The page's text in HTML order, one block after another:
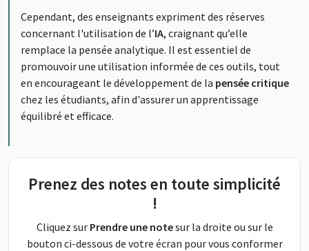
Cependant, des enseignants expriment des réserves
concernant l'utilisation de l’IA, craignant qu’elle
remplace la pensée analytique. Il est essentiel de
promouvoir une utilisation informée de ces outils, tout
en encourageant le développement de la pensée critique
chez les étudiants, afin d'assurer un apprentissage
équilibré et efficace.
Prenez des notes en toute simplicité
!
Cliquez sur Prendre une notesur la droite ou sur le
bouton ci-dessous de votre écran pour vous conformer